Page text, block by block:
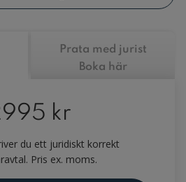
Prata med jurist
Boka här
kr
du ett juridiskt korrekt
Pris ex. moms.